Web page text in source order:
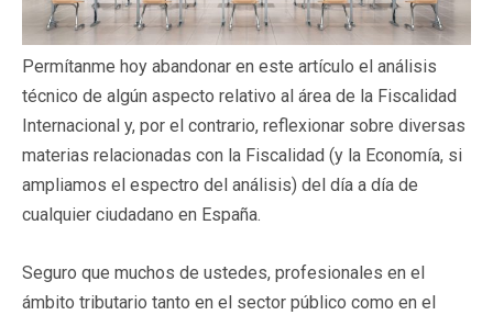
Permítanme hoy abandonar en este artículo el análisis
técnico de algún aspecto relativo al área de la Fiscalidad
Internacional y, por el contrario, reflexionar sobre diversas
materias relacionadas con la Fiscalidad (y la Economía, si
ampliamos el espectro del análisis) del día a día de
cualquier ciudadano en España.
Seguro que muchos de ustedes, profesionales en el
ámbito tributario tanto en el sector público como en el